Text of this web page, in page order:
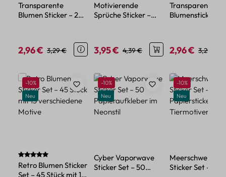
Transparente
Blumen Sticker – 20
Verkaufspreis:
2,96 € Regulärer Preis:
3,29 €
Motivierende
Sprüche Sticker –
Verkaufspreis:
3,95 € Regulärer Preis:
4,39 €
Transparente
Blumensticker –
Verkaufspreis:
2,96 € 3,29 €
Produktgalerie überspringen
Rabatt
-10%
Neu
Durchschnittliche Bewertung von 5 von 5 Sternen
Retro Blumen Sticker
Set – 45 Stück mit 15
Rabatt
-10%
Neu
Cyber Vaporwave
Sticker Set – 50
Rabatt
-10%
Neu
Sticker Set – 50